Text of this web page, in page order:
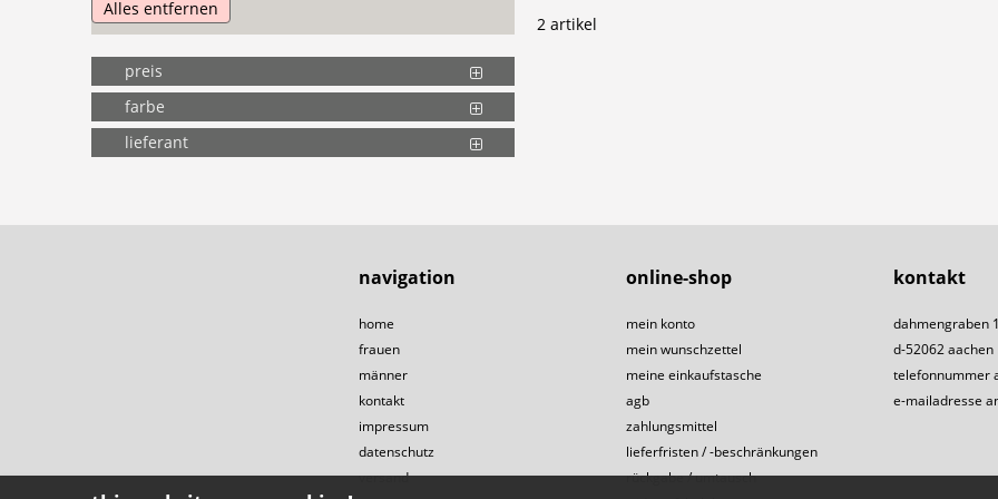
Alles entfernen
preis
farbe
lieferant
2 artikel
navigation
home
frauen
männer
kontakt
impressum
datenschutz
versand
online-shop
mein konto
mein wunschzettel
meine einkaufstasche
agb
zahlungsmittel
lieferfristen / -beschränkungen
rückgabe / umtausch
kontakt
dahmengraben 1
d-52062 aachen
telefonnummer
e-mailadresse